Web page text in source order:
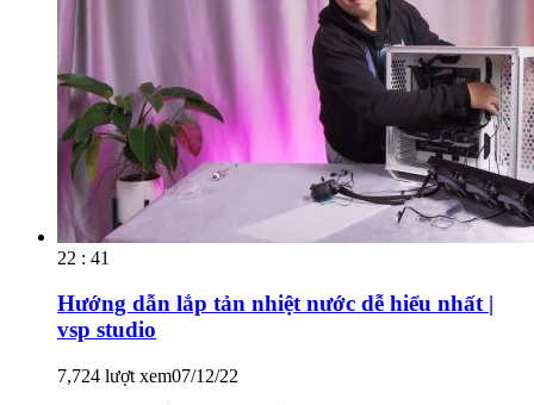
22 : 41
Hướng dẫn lắp tản nhiệt nước dễ hiểu nhất |
vsp studio
7,724 lượt xem07/12/22